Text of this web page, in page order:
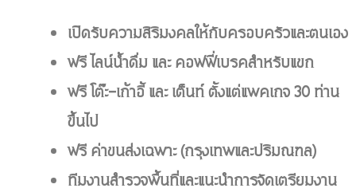
เปิดรับความสิริมงคลให้กับครอบครัวและตนเอง
ฟรี ไลน์น้ำดื่ม และ คอฟฟี่เบรคสำหรับแขก
ฟรี โต๊ะ-เก้าอี้ และ เต็นท์ ตั้งแต่แพคเกจ 30 ท่าน
ขึ้นไป
ฟรี ค่าขนส่งเฉพาะ (กรุงเทพและปริมณฑล)
ทีมงานสำรวจพื้นที่และแนะนำการจัดเตรียมงาน